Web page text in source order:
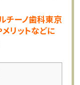
チーノ歯科東京
リットなどに